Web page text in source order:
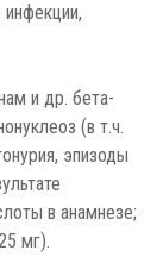
и др. бета-
(в т.ч.
эпизоды
в анамнезе;
мг).